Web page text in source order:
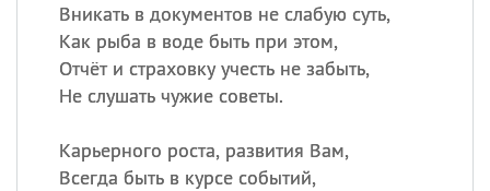
Вникать в документов не слабую суть,
Как рыба в воде быть при этом,
Отчёт и страховку учесть не забыть,
Не слушать чужие советы.
Карьерного роста, развития Вам,
Всегда быть в курсе событий,